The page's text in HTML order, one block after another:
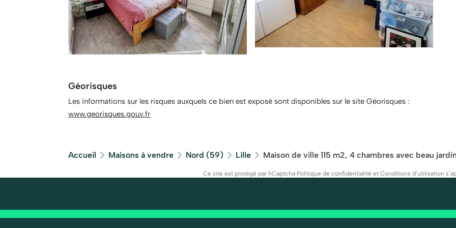
Géorisques
Les informations sur les risques auxquels ce bien est exposé sont disponibles sur le site Géorisques :
www.georisques.gouv.fr
Accueil Maisons à vendre Nord (59) Lille Maison de ville 115 m2, 4 chambres avec beau jardin
Ce site est protégé par hCaptcha Politique de confidentialitéet Conditions d’utilisation